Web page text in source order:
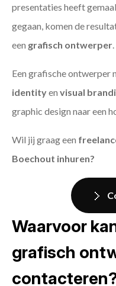
presentaties heeft
gegaan, komen de
een grafisch ontwerper
Een grafische ontwerper
identityen visual
graphic design naar een
Wil jij graag een
Boechout inhuren?
Waarvoor
grafisch